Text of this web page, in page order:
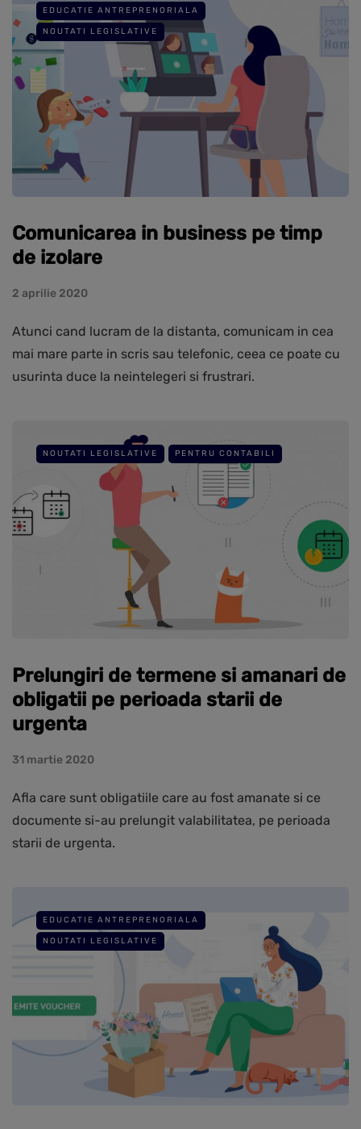
EDUCATIE ANTREPRENORIALA
NOUTATI LEGISLATIVE
Comunicarea in business pe timp
de izolare
2 aprilie 2020
Atunci cand lucram de la distanta, comunicam in cea
mai mare parte in scris sau telefonic, ceea ce poate cu
usurinta duce la neintelegeri si frustrari.
NOUTATI LEGISLATIVE PENTRU CONTABILI
Prelungiri de termene si amanari de
obligatii pe perioada starii de
urgenta
31 martie 2020
Afla care sunt obligatiile care au fost amanate si ce
documente si-au prelungit valabilitatea, pe perioada
starii de urgenta.
EDUCATIE ANTREPRENORIALA
NOUTATI LEGISLATIVE